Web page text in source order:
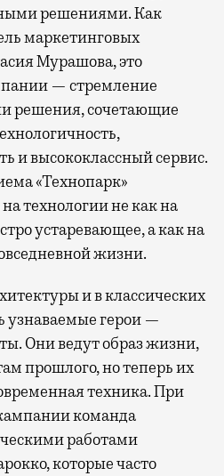
решениями. Как
маркетинговых
Мурашова, это
— стремление
решения, сочетающие
и высококлассный сервис.
«Технопарк»
технологии не как на
устаревающее, а как на
жизни.
и в классических
узнаваемые герои —
Они ведут образ жизни,
прошлого, но теперь их
техника. При
команда
работами
которые часто